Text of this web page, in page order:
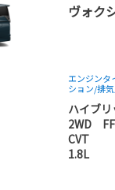
ヴォク
エンジンタ
ション/排
ハイブリ
2WD FF
CVT
1.8L